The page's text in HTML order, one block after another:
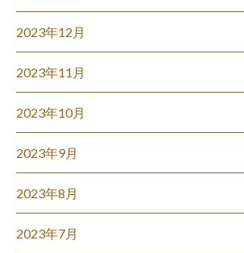
2023年12月
2023年11月
2023年10月
2023年9月
2023年8月
2023年7月